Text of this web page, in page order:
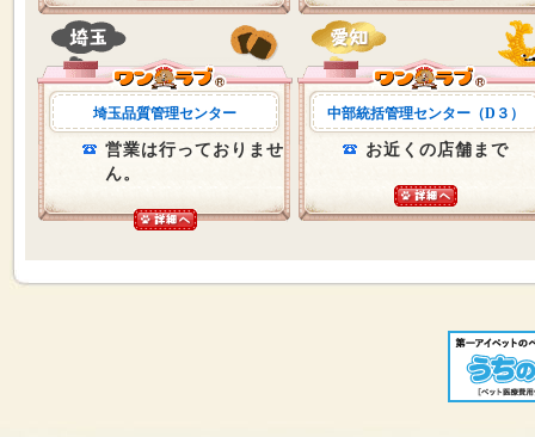
埼玉品質管理センター
営業は行っておりませ
ん。
中部統括管理センター（D３）
お近くの店舗まで